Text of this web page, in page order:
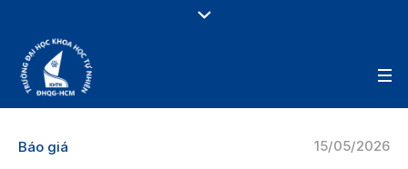
15/05/2026
Báo giá